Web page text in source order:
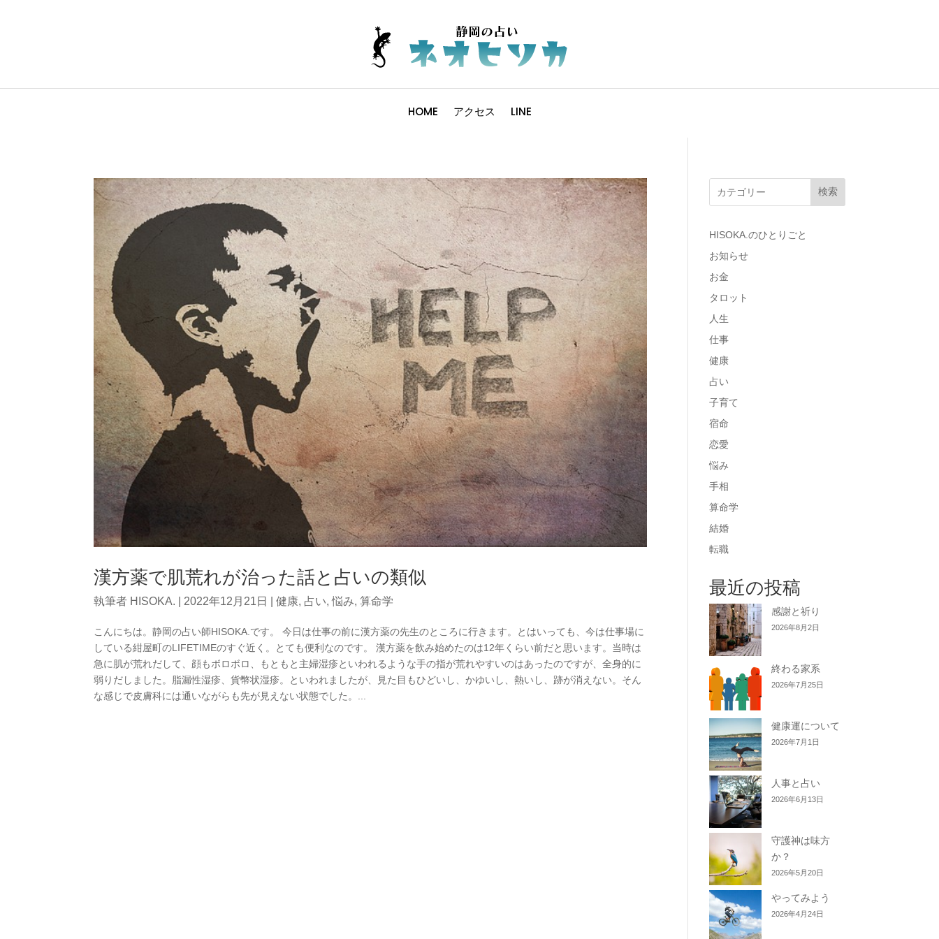
HOME アクセス LINE
漢方薬で肌荒れが治った話と占いの類似
執筆者 HISOKA. 2022年12月21日 |健康, 占い,悩み,算命学
こんにちは。静岡の占い師HISOKA.です。 今日は仕事の前に漢方薬の先生のところに行きます。とはいっても、今は仕事場に
している紺屋町のLIFETIMEのすぐ近く。とても便利なのです。 漢方薬を飲み始めたのは12年くらい前だと思います。当時は
急に肌が荒れだして、顔もボロボロ、もともと主婦湿疹といわれるような手の指が荒れやすいのはあったのですが、全身的に
弱りだしました。脂漏性湿疹、貨幣状湿疹。といわれましたが、見た目もひどいし、かゆいし、熱いし、跡が消えない。そん
な感じで皮膚科には通いながらも先が見えない状態でした。...
検索
HISOKA.のひとりごと
お知らせ
お金
タロット
人生
仕事
健康
占い
子育て
宿命
恋愛
悩み
手相
算命学
結婚
転職
最近の投稿
感謝と祈り
2026年8月2日
終わる家系
2026年7月25日
健康運について
2026年7月1日
人事と占い
2026年6月13日
守護神は味方
か？
2026年5月20日
やってみよう
2026年4月24日